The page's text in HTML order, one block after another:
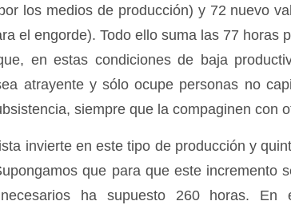
los medios de producción) y 72 nuevo
el engorde). Todo ello suma las 77 horas
en estas condiciones de baja
atrayente y sólo ocupe personas no
siempre que la compaginen con
invierte en este tipo de producción y
que para que este incremento
ha supuesto 260 horas. En